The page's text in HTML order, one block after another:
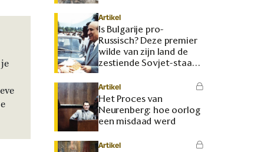
Artikel
Is Bulgarije pro-
Russisch? Deze premier
wilde van zijn land de
zestiende Sovjet-staat
maken
Artikel
Het Proces van
Neurenberg: hoe oorlog
een misdaad werd
Artikel